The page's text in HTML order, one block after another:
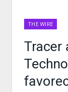
THE WIRE
Tracer